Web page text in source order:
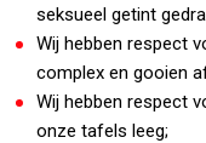
seksueel getint
Wij hebben respect
complex en gooien
Wij hebben respect
onze tafels leeg;